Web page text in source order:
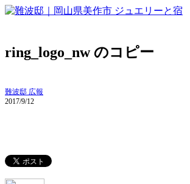
ring_logo_nw のコピー
難波邸 広報
2017/9/12